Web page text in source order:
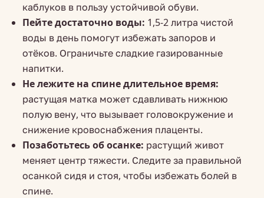
каблуков в пользу устойчивой обуви.
Пейте достаточно воды: 1,5-2 литра чистой
воды в день помогут избежать запоров и
отёков. Ограничьте сладкие газированные
напитки.
Не лежите на спине длительное время:
растущая матка может сдавливать нижнюю
полую вену, что вызывает головокружение и
снижение кровоснабжения плаценты.
Позаботьтесь об осанке: растущий живот
меняет центр тяжести. Следите за правильной
осанкой сидя и стоя, чтобы избежать болей в
спине.